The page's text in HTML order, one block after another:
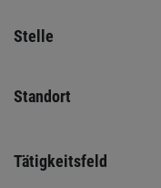
Stelle
Standort
Tätigkeitsfeld